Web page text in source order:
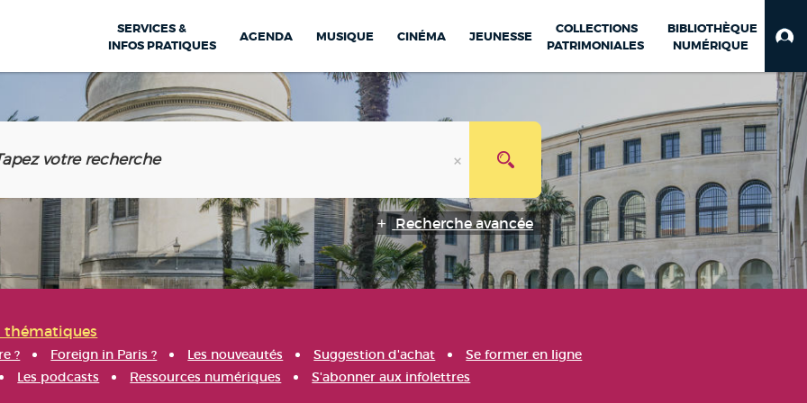
SERVICES &
INFOS PRATIQUES
AGENDA MUSIQUE CINÉMA JEUNESSE
COLLECTIONS
PATRIMONIALES
BIBLIOTHÈQUE
NUMÉRIQUE
Recherche avancée
thématiques
? Foreign in Paris ? Les nouveautés Suggestion d'achat
Se former en ligne
Les podcasts Ressources numériques S'abonner aux infolettres